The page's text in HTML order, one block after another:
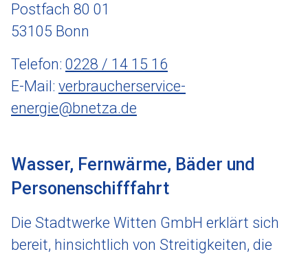
Postfach 80 01
53105 Bonn
Telefon: 0228 / 14 15 16
E-Mail: verbraucherservice-
energie@bnetza.de
Wasser, Fernwärme, Bäder und
Personenschifffahrt
Die Stadtwerke Witten GmbH erklärt sich
bereit, hinsichtlich von Streitigkeiten, die